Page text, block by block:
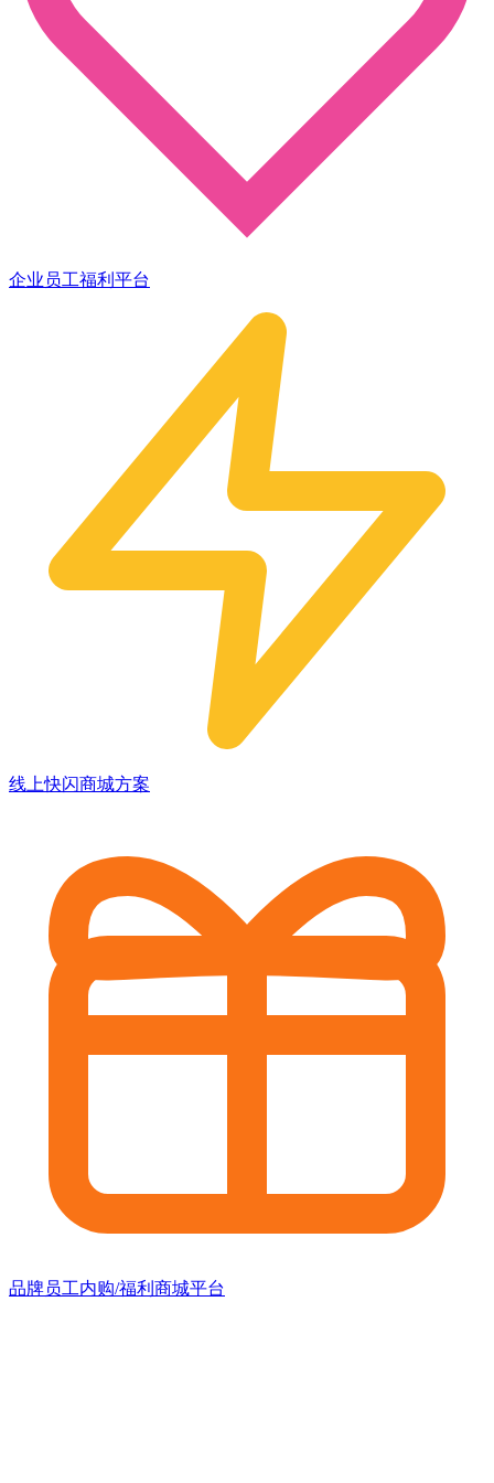
企业员工福利平台
线上快闪商城方案
品牌员工内购/福利商城平台